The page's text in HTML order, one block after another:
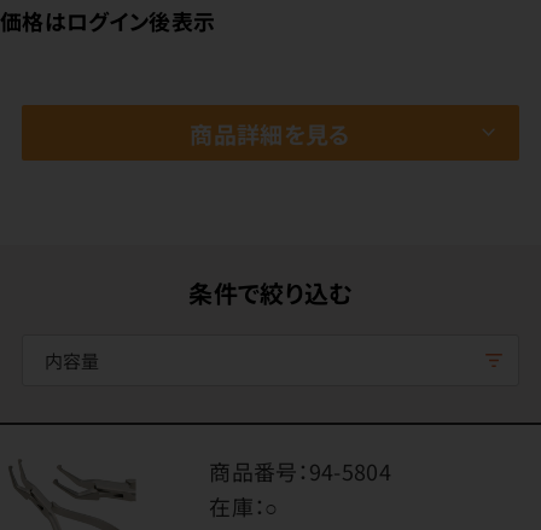
価格はログイン後表示
商品詳細を見る
条件で絞り込む
内容量
商品番号：94-5804
在庫：○